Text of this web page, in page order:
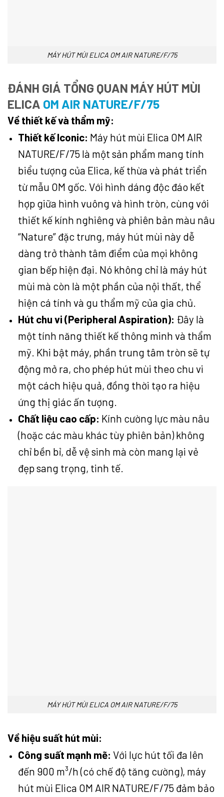
MÁY HÚT MÙI ELICA OM AIR NATURE/F/75
ĐÁNH GIÁ TỔNG QUAN MÁY HÚT MÙI
ELICA OM AIR NATURE/F/75
Về thiết kế và thẩm mỹ:
Thiết kế Iconic: Máy hút mùi Elica OM AIR
NATURE/F/75 là một sản phẩm mang tính
biểu tượng của Elica, kế thừa và phát triển
từ mẫu OM gốc. Với hình dáng độc đáo kết
hợp giữa hình vuông và hình tròn, cùng với
thiết kế kính nghiêng và phiên bản màu nâu
“Nature” đặc trưng, máy hút mùi này dễ
dàng trở thành tâm điểm của mọi không
gian bếp hiện đại. Nó không chỉ là máy hút
mùi mà còn là một phần của nội thất, thể
hiện cá tính và gu thẩm mỹ của gia chủ.
Hút chu vi (Peripheral Aspiration): Đây là
một tính năng thiết kế thông minh và thẩm
mỹ. Khi bật máy, phần trung tâm tròn sẽ tự
động mở ra, cho phép hút mùi theo chu vi
một cách hiệu quả, đồng thời tạo ra hiệu
ứng thị giác ấn tượng.
Chất liệu cao cấp: Kính cường lực màu nâu
(hoặc các màu khác tùy phiên bản) không
chỉ bền bỉ, dễ vệ sinh mà còn mang lại vẻ
đẹp sang trọng, tinh tế.
MÁY HÚT MÙI ELICA OM AIR NATURE/F/75
Về hiệu suất hút mùi:
Công suất mạnh mẽ: Với lực hút tối đa lên
đến 900 m³/h (có chế độ tăng cường), máy
hút mùi Elica OM AIR NATURE/F/75 đảm bảo